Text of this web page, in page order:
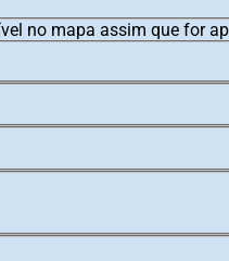
no mapa assim que for